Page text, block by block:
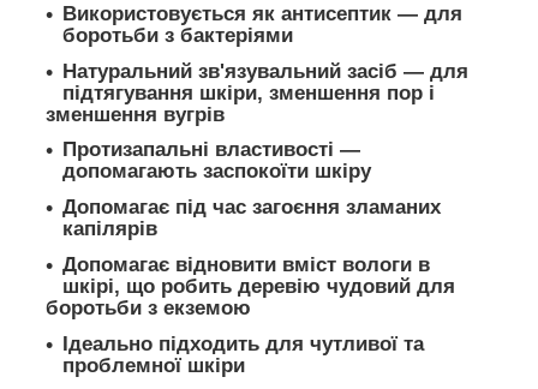
Використовується як антисептик — для
боротьби з бактеріями
Натуральний зв'язувальний засіб — для
підтягування шкіри, зменшення пор і
зменшення вугрів
Протизапальні властивості —
допомагають заспокоїти шкіру
Допомагає під час загоєння зламаних
капілярів
Допомагає відновити вміст вологи в
шкірі, що робить деревію чудовий для
боротьби з екземою
Ідеально підходить для чутливої та
проблемної шкіри